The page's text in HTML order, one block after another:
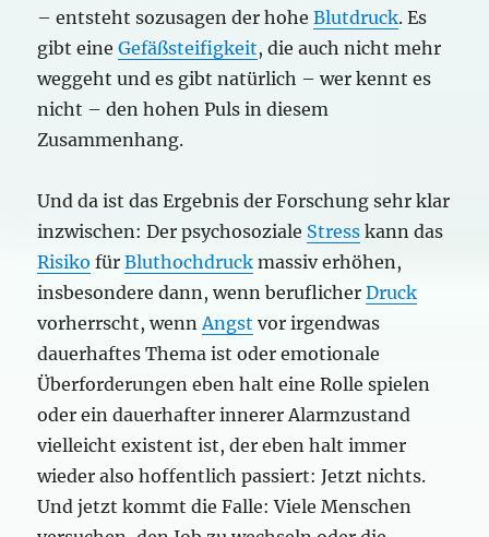
– entsteht sozusagen der hoheBlutdruck. Es
gibt eineGefäßsteifigkeit, die auch nicht mehr
weggeht und es gibt natürlich – wer kennt es
nicht – den hohen Puls in diesem
Zusammenhang.
Und da ist das Ergebnis der Forschung sehr klar
inzwischen: Der psychosoziale Stress kann das
Risiko fürBluthochdruck massiv erhöhen,
insbesondere dann, wenn beruflicherDruck
vorherrscht, wennAngst vor irgendwas
dauerhaftes Thema ist oder emotionale
Überforderungen eben halt eine Rolle spielen
oder ein dauerhafter innerer Alarmzustand
vielleicht existent ist, der eben halt immer
wieder also hoffentlich passiert: Jetzt nichts.
Und jetzt kommt die Falle: Viele Menschen